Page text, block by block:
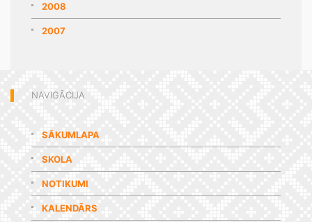
2008
2007
NAVIGĀCIJA
SĀKUMLAPA
SKOLA
NOTIKUMI
KALENDĀRS